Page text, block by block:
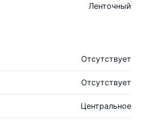
Ленточный
Отсутствует
Отсутствует
Центральное